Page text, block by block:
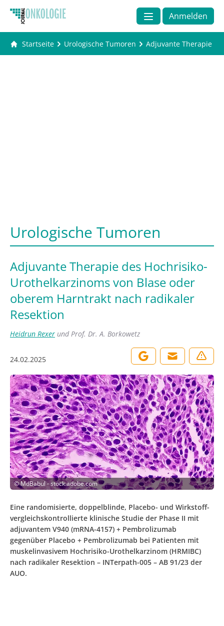
Anmelden
Startseite Urologische Tumoren Adjuvante Therapie
Urologische Tumoren
Adjuvante Therapie des Hochrisiko-
Urothelkarzinoms von Blase oder
oberem Harntrakt nach radikaler
Resektion
Heidrun Rexer undProf. Dr. A. Borkowetz
24.02.2025
©MdBabul - stock.adobe.com
Eine randomisierte, doppelblinde, Placebo- und Wirkstoff-
vergleichskontrollierte klinische Studie der Phase II mit
adjuvantem V940 (mRNA-4157) + Pembrolizumab
gegenüber Placebo + Pembrolizumab bei Patienten mit
muskelinvasivem Hochrisiko-Urothelkarzinom (HRMIBC)
nach radikaler Resektion – INTerpath-005 – AB 91/23 der
AUO.